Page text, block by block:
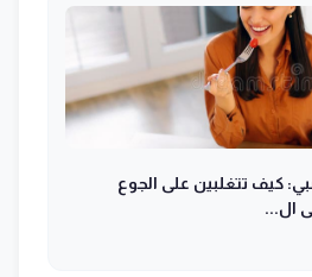
كيف تتغلبين على الجوع
ال...